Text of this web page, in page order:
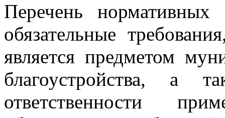
Перечень
обязательные
является предметом
благоустройства, а
ответственности